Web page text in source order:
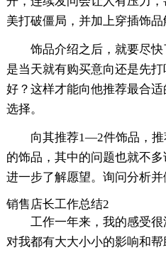
美打破僵局，并加上穿插饰品
饰品介绍之后，就要尽
是当天就有购买意向还是先
好？这样才能向他推荐最合
选择。
向其推荐1—2件饰品，
的饰品，其中的问题也就不
进一步了解愿望。询问分析并
销售店长工作总结2
工作一年来，我的感受
对我都有大大小小的影响和